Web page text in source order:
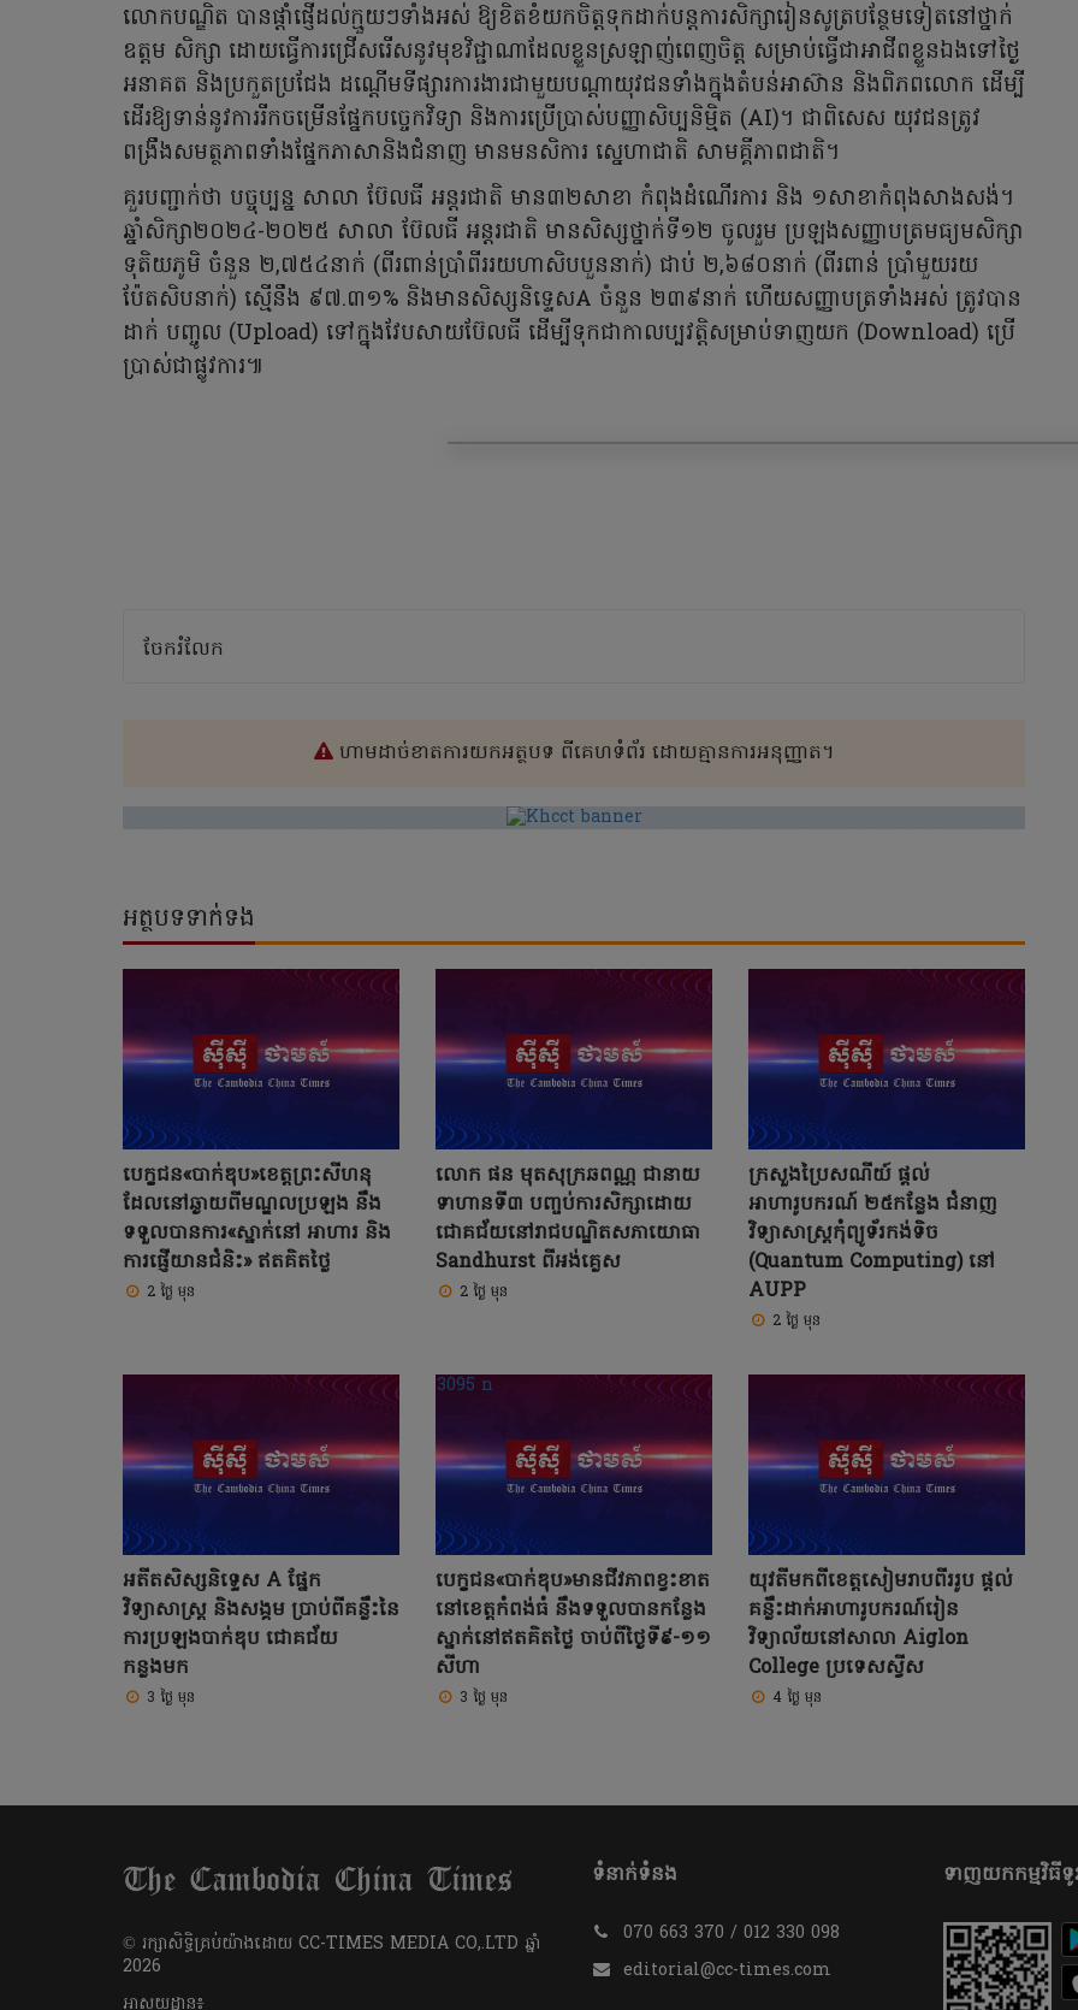
លោកបណ្ឌិត បានផ្តាំផ្ញើដល់ក្មួយៗទាំងអស់ ឱ្យខិតខំយកចិត្តទុកដាក់បន្តការសិក្សារៀនសូត្របន្ថែមទៀតនៅថ្នាក់
ឧត្តម សិក្សា ដោយធ្វើការជ្រើសរើសនូវមុខវិជ្ជាណាដែលខ្លួនស្រឡាញ់ពេញចិត្ត សម្រាប់ធ្វើជាអាជីពខ្លួនឯងទៅថ្ងៃ
អនាគត និងប្រកួតប្រជែង ដណ្តើមទីផ្សារការងារជាមួយបណ្តាយុវជនទាំងក្នុងតំបន់អាស៊ាន និងពិភពលោក ដើម្បី
ដើរឱ្យទាន់នូវការរីកចម្រើនផ្នែកបច្ចេកវិទ្យា និងការប្រើប្រាស់បញ្ញាសិប្បនិម្មិត (AI)។ ជាពិសេស យុវជនត្រូវ
ពង្រឹងសមត្ថភាពទាំងផ្នែកភាសានិងជំនាញ មានមនសិការ សេ្នហាជាតិ សាមគ្គីភាពជាតិ។
គួរបញ្ជាក់ថា បច្ចុប្បន្ន សាលា ប៊ែលធី អន្តរជាតិ មាន៣២សាខា កំពុងដំណើរការ និង ១សាខាកំពុងសាងសង់។
ឆ្នាំសិក្សា២០២៤-២០២៥ សាលា ប៊ែលធី អន្តរជាតិ មានសិស្សថ្នាក់ទី១២ ចូលរួម ប្រឡងសញ្ញាបត្រមធ្យមសិក្សា
ទុតិយភូមិ ចំនួន ២,៧៥៤នាក់ (ពីរពាន់ប្រាំពីររយហាសិបបួននាក់) ជាប់ ២,៦៨០នាក់ (ពីរពាន់ ប្រាំមួយរយ
ប៉ែតសិបនាក់) ស្មើនឹង ៩៧.៣១% និងមានសិស្សនិទ្ទេសA ចំនួន ២៣៩នាក់ ហើយសញ្ញាបត្រទាំងអស់ ត្រូវបាន
ដាក់ បញ្ចូល (Upload) ទៅក្នុងវែបសាយប៊ែលធី ដើម្បីទុកជាកាលប្បវត្តិសម្រាប់ទាញយក (Download) ប្រើ
ប្រាស់ជាផ្លូវការ៕
ចែករំលែក
ហាមដាច់ខាតការយកអត្ថបទ ពីគេហទំព័រ ដោយគ្មានការអនុញ្ញាត។
អត្ថបទទាក់ទង
បេក្ខជន«បាក់ឌុប»ខេត្តព្រះសីហនុ
ដែលនៅឆ្ងាយពីមណ្ឌលប្រឡង នឹង
ទទួលបានការ«ស្នាក់នៅ អាហារ និង
ការផ្ញើយានជំនិះ» ឥតគិតថ្លៃ
2 ថ្ងៃ មុន
លោក ផន មុតសុក្រឆពណ្ណ ជានាយ
ទាហានទី៣ បញ្ចប់ការសិក្សាដោយ
ជោគជ័យនៅរាជបណ្ឌិតសភាយោធា
Sandhurst ពីអង់គ្លេស
2 ថ្ងៃ មុន
ក្រសួងប្រៃសណីយ៍ ផ្តល់
អាហារូបករណ៍ ២៥កន្លែង ជំនាញ
វិទ្យាសាស្ត្រកុំព្យូទ័រកង់ទិច
(Quantum Computing) នៅ
AUPP
2 ថ្ងៃ មុន
អតីតសិស្សនិទ្ទេស A ផ្នែក
វិទ្យាសាស្ត្រ និងសង្គម ប្រាប់ពីគន្លឹះនៃ
ការប្រឡងបាក់ឌុប ជោគជ័យ
កន្លងមក
3 ថ្ងៃ មុន
បេក្ខជន«បាក់ឌុប»មានជីវភាពខ្វះខាត
នៅខេត្តកំពង់ធំ នឹងទទួលបានកន្លែង
ស្នាក់នៅឥតគិតថ្លៃ ចាប់ពីថ្ងៃទី៩-១១
សីហា
3 ថ្ងៃ មុន
យុវតីមកពីខេត្តសៀមរាបពីររូប ផ្តល់
គន្លឹះដាក់អាហារូបករណ៍រៀន
វិទ្យាល័យនៅសាលា Aiglon
College ប្រទេសស្វីស
4 ថ្ងៃ មុន
​© រក្សា​សិទ្ធិ​គ្រប់​យ៉ាង​ដោយ​ CC-TIMES MEDIA CO,.LTD ឆ្នាំ​
2026
អាសយដ្ឋាន៖
ទំនាក់ទំនង
070 663 370 / 012 330 098
editorial@cc-times.com
ទាញយកកម្មវិធីទូ